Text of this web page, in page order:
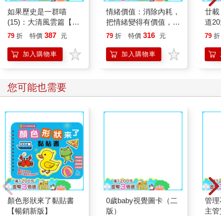
如果歷史是一群喵
(15)：大清風雲篇【萌
貓漫畫學歷史】
79 折 特價 387 元
加入購物車
情緒價值：消除內耗，
把情緒變得有價值，跟
誰都能自在相處
79 折 特價 316 元
加入購物車
廿
道
79 折
您可能也需要
顏色形狀來了黏貼書
【暢銷新版】
0歲baby視覺圖卡（二
版）
管
主